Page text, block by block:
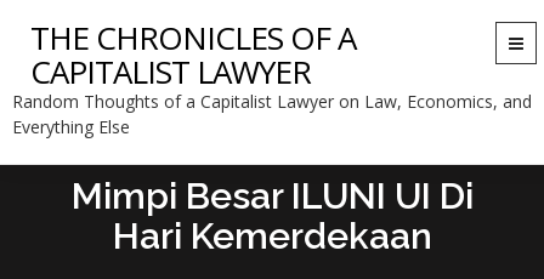
THE CHRONICLES OF A
CAPITALIST LAWYER
Random Thoughts of a Capitalist Lawyer on Law, Economics, and
Everything Else
Mimpi Besar ILUNI UI Di
Hari Kemerdekaan